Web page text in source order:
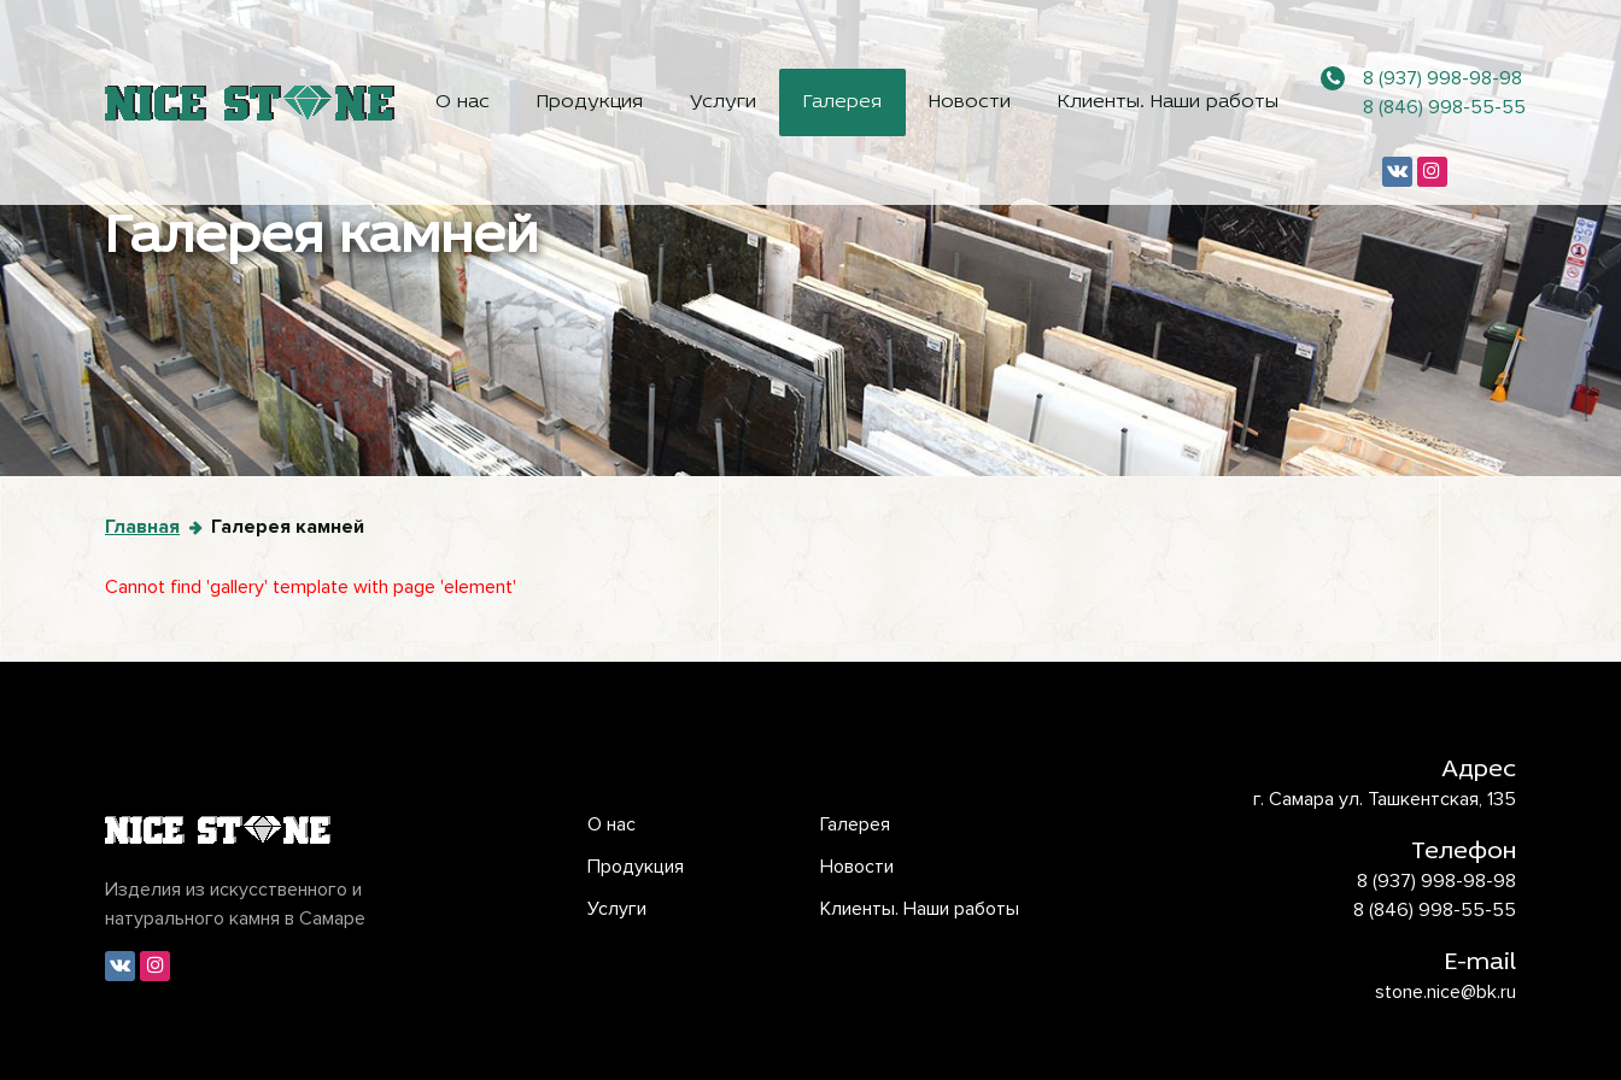
О нас Продукция Услуги Галерея Новости Клиенты. Наши работы
8 (937) 998-98-98
8 (846) 998-55-55
Галерея камней
Главная Галерея камней
Cannot find 'gallery' template with page 'element'
Изделия из искусственного и
натурального камня в Самаре
О нас
Продукция
Услуги
Галерея
Новости
Клиенты. Наши работы
Адрес
г. Самара ул. Ташкентская, 135
Телефон
8 (937) 998-98-98
8 (846) 998-55-55
E-mail
stone.nice@bk.ru